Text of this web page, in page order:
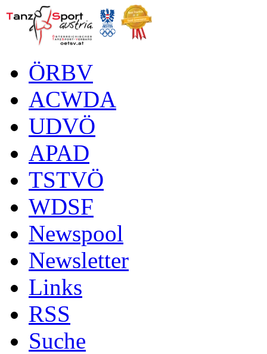
ÖRBV
ACWDA
UDVÖ
APAD
TSTVÖ
WDSF
Newspool
Newsletter
Links
RSS
Suche